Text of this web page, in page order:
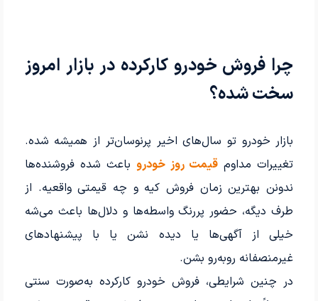
چرا فروش خودرو کارکرده در بازار امروز
سخت شده؟
بازار خودرو تو سال‌های اخیر پرنوسان‌تر از همیشه شده.
تغییرات مداومقیمت روز خودروباعث شده فروشنده‌ها
ندونن بهترین زمان فروش کیه و چه قیمتی واقعیه. از
طرف دیگه، حضور پررنگ واسطه‌ها و دلال‌ها باعث می‌شه
خیلی از آگهی‌ها یا دیده نشن یا با پیشنهادهای
غیرمنصفانه روبه‌رو بشن.
در چنین شرایطی، فروش خودرو کارکرده به‌صورت سنتی